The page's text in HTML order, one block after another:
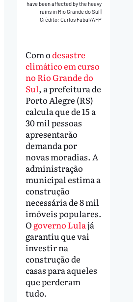
have been affected by the heavy
rains in Rio Grande do Sul
Crédito: Carlos Fabal/AFP
Com odesastre
climático em curso
no Rio Grande do
Sul, a prefeitura de
Porto Alegre (RS)
calcula que de 15 a
30 mil pessoas
apresentarão
demanda por
novas moradias. A
administração
municipal estima a
construção
necessária de 8 mil
imóveis populares.
Ogoverno Lulajá
garantiu que vai
investir na
construção de
casas para aqueles
que perderam
tudo.